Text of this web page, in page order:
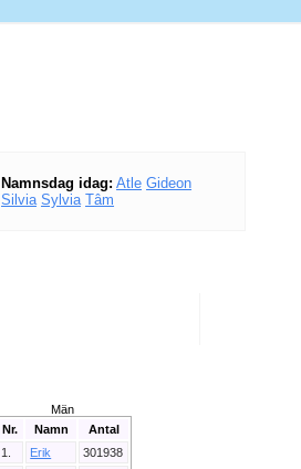
Namnsdag idag: Atle Gideon
Silvia Sylvia Tâm
Män
Nr.
Namn
Antal
1.
Erik
301938